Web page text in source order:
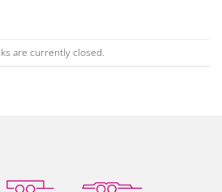
are currently closed.